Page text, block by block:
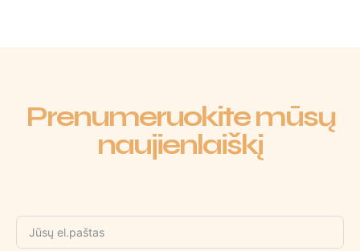
Prenumeruokite mūsų
naujienlaiškį